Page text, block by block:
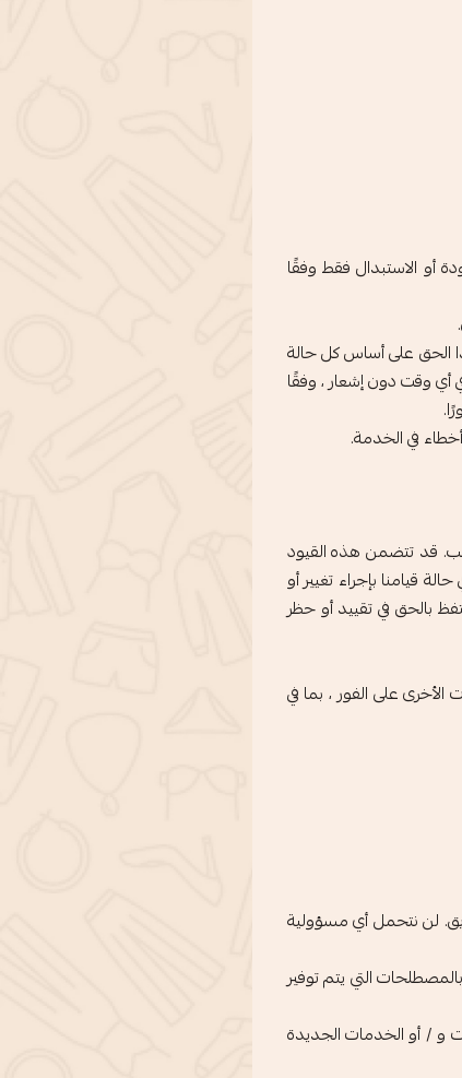
أو الاستبدال فقط وفقًا
الحق على أساس كل حالة
أي وقت دون إشعار ، وفقًا
في الخدمة.
قد تتضمن هذه القيود
قيامنا بإجراء تغيير أو
بالحق في تقييد أو حظر
على الفور ، بما في
لن نتحمل أي مسؤولية
التي يتم توفير
و / أو الخدمات الجديدة